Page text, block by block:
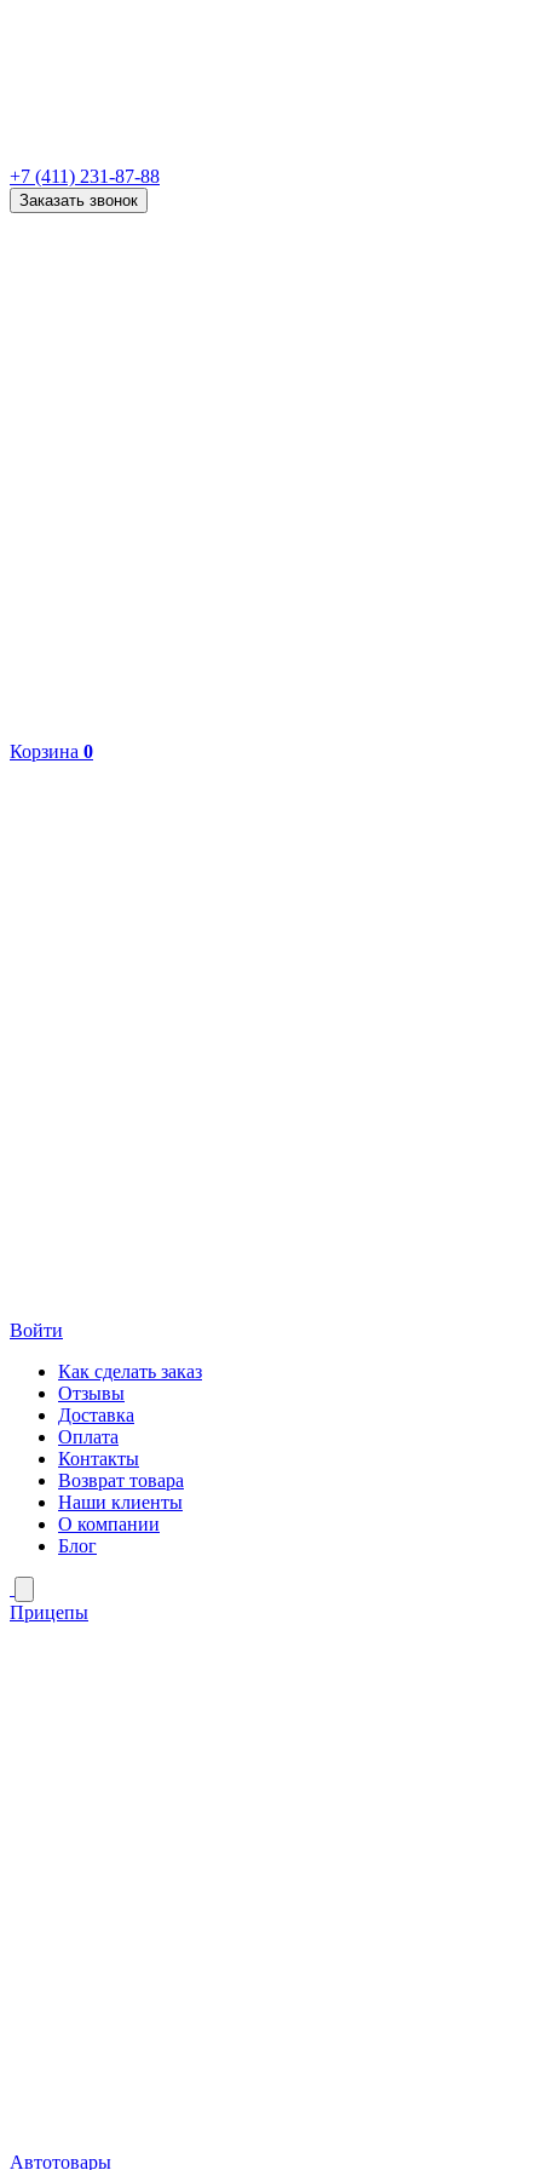
+7 (411) 231-87-88
Заказать звонок
Корзина 0
Войти
Как сделать заказ
Отзывы
Доставка
Оплата
Контакты
Возврат товара
Наши клиенты
О компании
Блог
Прицепы
Автотовары